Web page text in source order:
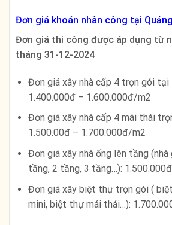
Đơn giá khoán nhân công tại
Đơn giá thi công được áp dụng từ
tháng 31-12-2024
Đơn giá xây nhà cấp 4 trọn gói tại
1.400.000đ – 1.600.000đ/m2
Đơn giá xây nhà cấp 4 mái thái
1.500.00đ – 1.700.000đ/m2
Đơn giá xây nhà ống lên tầng (nhà
tầng, 2 tầng, 3 tầng…):
Đơn giá xây biệt thự trọn gói (
mini, biệt thự mái thái…):